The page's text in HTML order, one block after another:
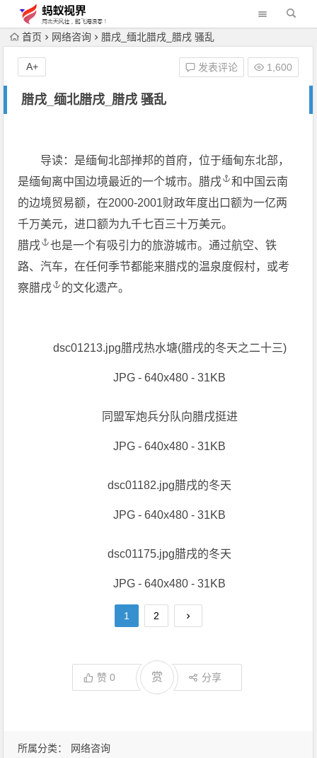
首页 网络咨询 腊戌_缅北腊戌_腊戌 骚乱
腊戌_缅北腊戌_腊戌 骚乱
发表评论 1,600
A+
所属分类： 网络咨询
导读：是缅甸北部掸邦的首府，位于缅甸东北部，
是缅甸离中国边境最近的一个城市。 腊戌
和中国云南
的边境贸易额，在2000-2001财政年度出口额为一亿两
千万美元，进口额为九千七百三十万美元。
腊戌
也是一个有吸引力的旅游城市。通过航空、铁
路、汽车，在任何季节都能来腊戍的温泉度假村，或考
察腊戌 的文化遗产。
dsc01213.jpg腊戌热水塘(腊戌的冬天之二十三)
JPG - 640x480 - 31KB
同盟军炮兵分队向腊戌挺进
JPG - 640x480 - 31KB
dsc01182.jpg腊戌的冬天
JPG - 640x480 - 31KB
dsc01175.jpg腊戌的冬天
JPG - 640x480 - 31KB
1 2
赞0 赏 分享